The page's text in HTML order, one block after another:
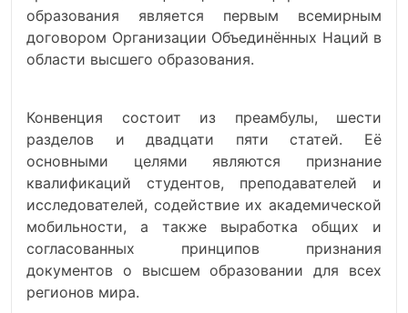
образования является первым всемирным
договором Организации Объединённых Наций в
области высшего образования.
Конвенция состоит из преамбулы, шести
разделов и двадцати пяти статей. Её
основными целями являются признание
квалификаций студентов, преподавателей и
исследователей, содействие их академической
мобильности, а также выработка общих и
согласованных принципов признания
документов о высшем образовании для всех
регионов мира.